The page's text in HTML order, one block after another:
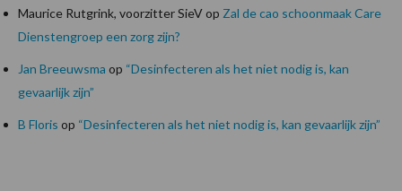
Maurice Rutgrink, voorzitter SieVop Zal de cao schoonmaak Care
Dienstengroep een zorg zijn?
Jan Breeuwsma op “Desinfecteren als het niet nodig is, kan
gevaarlijk zijn”
B Floris op “Desinfecteren als het niet nodig is, kan gevaarlijk zijn”